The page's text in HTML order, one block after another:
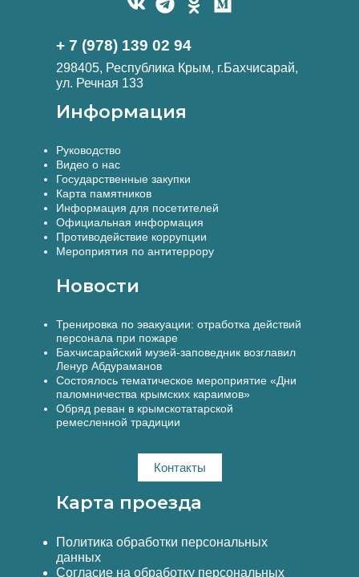
+ 7 (978) 139 02 94
298405, Республика Крым, г.Бахчисарай,
ул. Речная 133
Информация
Руководство
Видео о нас
Государственные закупки
Карта памятников
Информация для посетителей
Официальная информация
Противодействие коррупции
Мероприятия по антитеррору
Новости
Тренировка по эвакуации: отработка действий
персонала при пожаре
Бахчисарайский музей-заповедник возглавил
Ленур Абдураманов
Состоялось тематическое мероприятие «Дни
паломничества крымских караимов»
Обряд реван в крымскотатарской
ремесленной традиции
Контакты
Карта проезда
Политика обработки персональных
данных
Согласие на обработку персональных